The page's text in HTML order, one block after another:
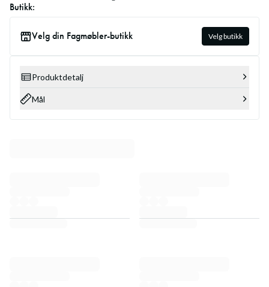
Butikk:
Velg din Fagmøbler-butikk Velg butikk
Produktdetalj
Mål